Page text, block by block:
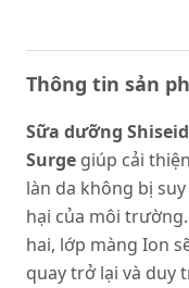
Thông tin sản
Sữa dưỡng
Surge giúp cải
làn da không bị
hại của môi
hai, lớp màng Ion
quay trở lại và duy